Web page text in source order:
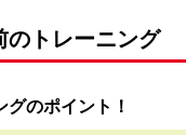
のトレーニング
グのポイント！